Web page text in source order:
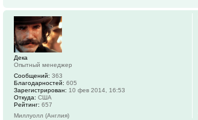
Дека
Опытный менеджер
Сообщений: 363
Благодарностей: 605
Зарегистрирован: 10 фев 2014, 16:53
Откуда: США
Рейтинг: 657
Миллуолл (Англия)